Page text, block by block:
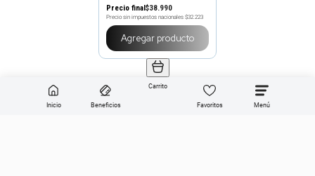
Inicio Beneficios
Carrito
Favoritos
Precio final$38.990
Precio sin impuestos nacionales $32.223
Agregar producto